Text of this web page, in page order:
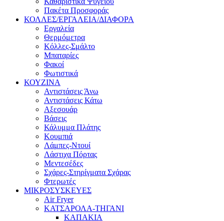
Πακέτα Προσφοράς
ΚΟΛΛΕΣ/ΕΡΓΑΛΕΙΑ/ΔΙΑΦΟΡΑ
Εργαλεία
Θερμόμετρα
Κόλλες-Σμάλτο
Μπαταρίες
Φακοί
Φωτιστικά
ΚΟΥΖΙΝΑ
Αντιστάσεις Άνω
Αντιστάσεις Κάτω
Αξεσουάρ
Βάσεις
Κάλυμμα Πλάτης
Κουμπιά
Λάμπες-Ντουί
Λάστιχα Πόρτας
Μεντεσέδες
Σχάρες-Στηρίγματα Σχάρας
Φτερωτές
ΜΙΚΡΟΣΥΣΚΕΥΕΣ
Air Fryer
ΚΑΤΣΑΡΟΛΑ-ΤΗΓΑΝΙ
ΚΑΠΑΚΙΑ